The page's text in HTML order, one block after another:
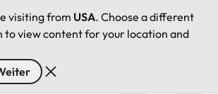
visiting from USA. Choose a different
to view content for your location and